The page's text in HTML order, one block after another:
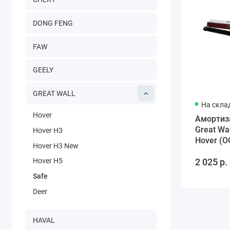
DONG FENG
FAW
GEELY
GREAT WALL
Hover
Hover H3
Hover H3 New
Hover H5
Safe
Deer
HAVAL
На
Great
Hover
2 025 р.